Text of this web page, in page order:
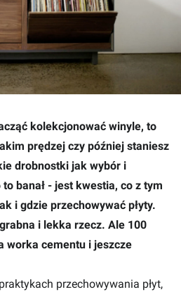
kolekcjonować winyle, to
prędzej czy później staniesz
drobnostki jak wybór i
banał - jest kwestia, co z tym
i gdzie przechowywać płyty.
i lekka rzecz. Ale 100
worka cementu i jeszcze
przechowywania płyt,